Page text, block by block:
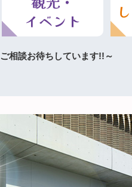
相談お待ちしています!!～